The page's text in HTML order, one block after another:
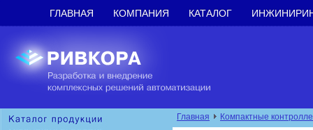
ГЛАВНАЯ КОМПАНИЯ КАТАЛОГ
Главная Компактные